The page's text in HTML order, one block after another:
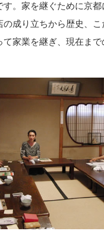
。家を継ぐために京
の成り立ちから歴史、こ
家業を継ぎ、現在まで